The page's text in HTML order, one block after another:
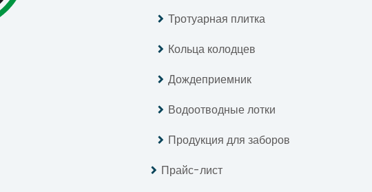
Тротуарная плитка
Кольца колодцев
Дождеприемник
Водоотводные лотки
Продукция для заборов
Прайс-лист